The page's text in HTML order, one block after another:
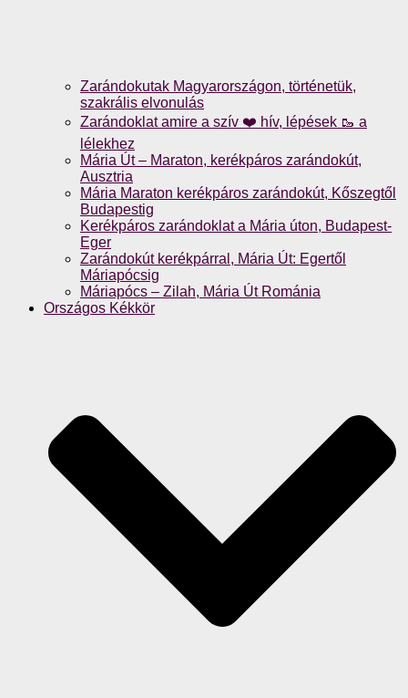
Zarándokutak Magyarországon, történetük,
szakrális elvonulás
Zarándoklat amire a szív ❤️ hív, lépések 🥾 a
lélekhez
Mária Út – Maraton, kerékpáros zarándokút,
Ausztria
Mária Maraton kerékpáros zarándokút, Kőszegtől
Budapestig
Kerékpáros zarándoklat a Mária úton, Budapest-
Eger
Zarándokút kerékpárral, Mária Út: Egertől
Máriapócsig
Máriapócs – Zilah, Mária Út Románia
Országos Kékkör